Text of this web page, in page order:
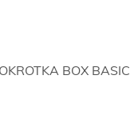
BOX BASIC